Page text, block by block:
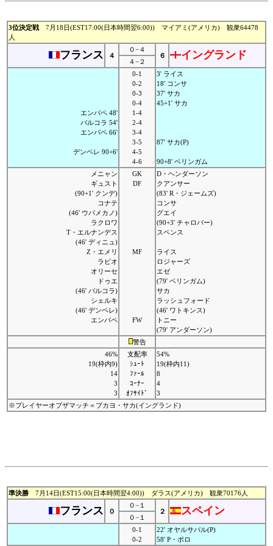
3位決定戦 7月18日(EST17:00(日本時間翌6:00)) マイアミ(アメリカ) 観衆64478
人
フランス ４
０−４
６
イングランド
４−２
エンバペ 48'
バルコラ 54'
エンバペ 66'
デンベレ 90+6'
0-1
0-2
0-3
0-4
1-4
2-4
3-4
3-5
4-5
4-6
3' ライス
18' コンサ
37' サカ
45+1' サカ
87' サカ(P)
90+8' ベリンガム
メニャン
ギュスト
(90+1' クンデ)
コナテ
(46' ウパメカノ)
ラクロワ
T・エルナンデス
(46' ディニュ)
Z・エメリ
ラビオ
オリーセ
ドゥエ
(46' バルコラ)
シェルキ
(46' デンベレ)
エンバペ
GK
DF
MF
FW
D・ヘンダーソン
クアンサー
(83' R・ジェームズ)
コンサ
グエイ
(90+3' チャロバー)
スペンス
ライス
ロジャーズ
エゼ
(79' ベリンガム)
サカ
ラッシュフォード
(46' ワトキンス)
トニー
(79' アンダーソン)
警告
46%
19(枠内9)
14
3
3
支配率
ｼｭｰﾄ
ﾌｧｰﾙ
ｺｰﾅｰ
ｵﾌｻｲﾄﾞ
54%
19(枠内11)
8
4
3
※プレイヤーオブザマッチ＝ブカヨ・サカ(イングランド)
準決勝 7月14日(EST15:00(日本時間翌4:00)) ダラス(アメリカ) 観衆70176人
フランス ０
０−１
２
スペイン
０−１
0-1
0-2
22' オヤルサバル(P)
58' P・ポロ